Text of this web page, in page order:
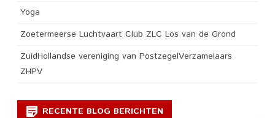
Yoga
Zoetermeerse Luchtvaart Club ZLC Los van de Grond
ZuidHollandse vereniging van PostzegelVerzamelaars
ZHPV
RECENTE BLOG BERICHTEN